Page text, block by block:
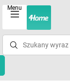
Menu